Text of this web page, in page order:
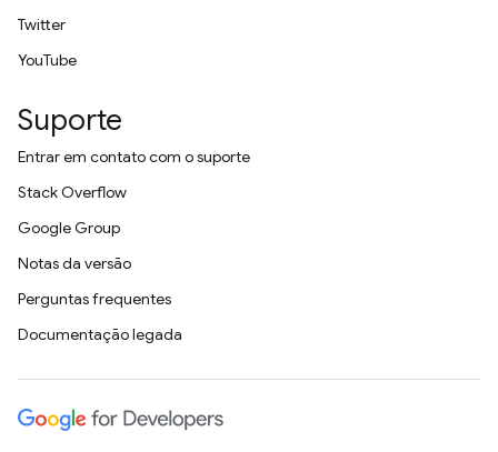
Twitter
YouTube
Suporte
Entrar em contato com o suporte
Stack Overflow
Google Group
Notas da versão
Perguntas frequentes
Documentação legada